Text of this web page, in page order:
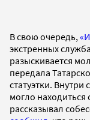
В свою очередь,
экстренных
разыскивается
передала
статуэтки.
могло находиться
рассказывал